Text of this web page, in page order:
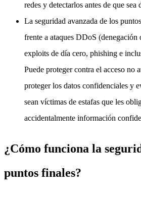
redes y detectarlos antes de que sea
La seguridad avanzada de los
frente a ataques DDoS
exploits de día cero, phishing e
Puede proteger contra el acceso no
proteger los datos confidenciales y
sean víctimas de estafas que les
accidentalmente información
¿Cómo funciona la
puntos finales?